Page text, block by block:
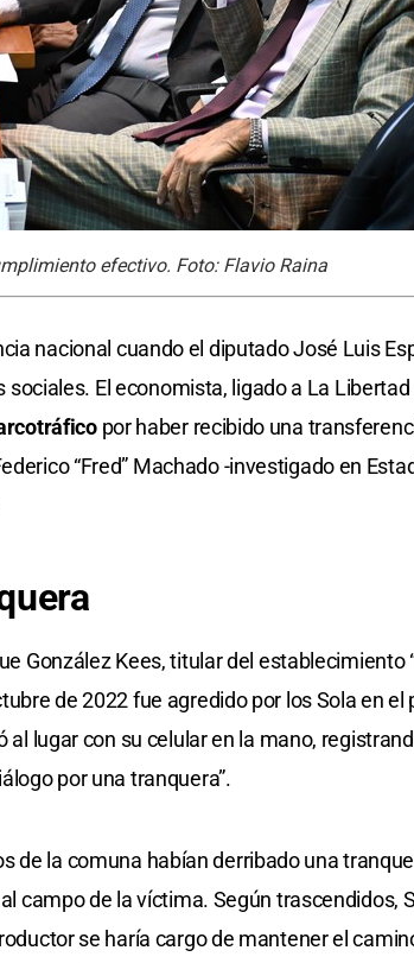
efectivo. Foto: Flavio Raina
nacional cuando el diputado José Luis
sociales. El economista, ligado a La
por haber recibido una
“Fred” Machado -investigado en
González Kees, titular del establecimiento
de 2022 fue agredido por los Sola en
al lugar con su celular en la mano,
por una tranquera”.
de la comuna habían derribado una
campo de la víctima. Según trascendidos,
se haría cargo de mantener el